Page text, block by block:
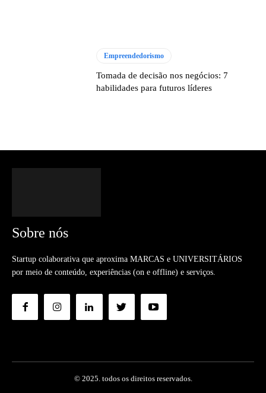
Empreendedorismo
Tomada de decisão nos negócios: 7
habilidades para futuros líderes
Sobre nós
Startup colaborativa que aproxima MARCAS e UNIVERSITÁRIOS
por meio de conteúdo, experiências (on e offline) e serviços.
© 2025. todos os direitos reservados.